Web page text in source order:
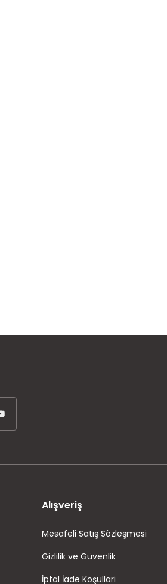
Alışveriş
Mesafeli Satış Sözleşmesi
Gizlilik ve Güvenlik
İptal İade Koşullari